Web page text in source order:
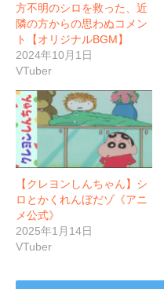
方不明のシロを救った、近
隣の方からの思わぬコメン
ト【オリジナルBGM】
2024年10月1日
VTuber
【クレヨンしんちゃん】シ
ロとかくれんぼだゾ《アニ
メ公式》
2025年1月14日
VTuber